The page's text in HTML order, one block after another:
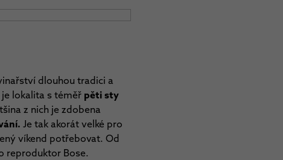
dlouhou tradici a
lokalita s téměř pěti sty
z nich je zdobena
Je tak akorát velké pro
víkend potřebovat. Od
reproduktor Bose.